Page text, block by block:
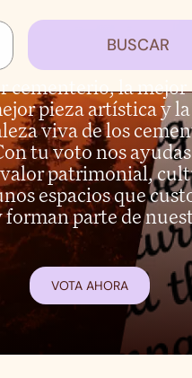
BUSCAR
cementerio, la mejor
pieza artística y la
viva de los
tu voto nos
patrimonial,
espacios que
parte de
VOTA AHORA